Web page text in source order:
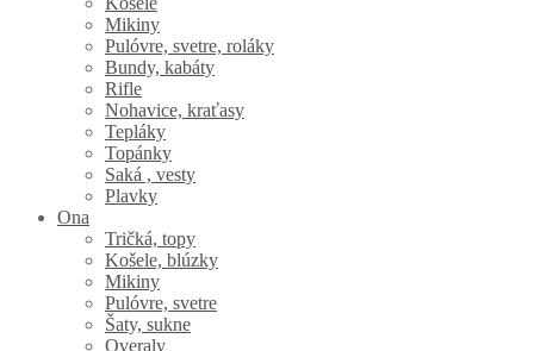
Mikiny
Pulóvre, svetre, roláky
Bundy, kabáty
Rifle
Nohavice, kraťasy
Tepláky
Topánky
Saká , vesty
Plavky
Ona
Tričká, topy
Košele, blúzky
Mikiny
Pulóvre, svetre
Šaty, sukne
Overaly